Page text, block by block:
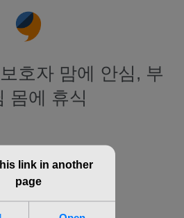
호자 맘에 안심, 부
몸에 휴식